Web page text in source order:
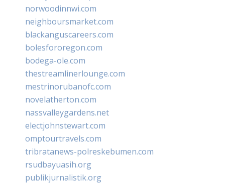
norwoodinnwi.com
neighboursmarket.com
blackanguscareers.com
bolesfororegon.com
bodega-ole.com
thestreamlinerlounge.com
mestrinorubanofc.com
novelatherton.com
nassvalleygardens.net
electjohnstewart.com
omptourtravels.com
tribratanews-polreskebumen.com
rsudbayuasih.org
publikjurnalistik.org